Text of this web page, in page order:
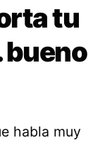
tu
habla muy